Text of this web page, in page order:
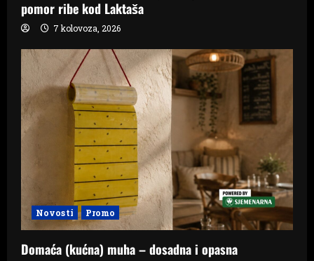
pomor ribe kod Laktaša
7 kolovoza, 2026
Novosti Promo
Domaća (kućna) muha – dosadna i opasna